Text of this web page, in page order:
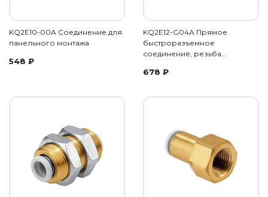
KQ2E10-00A Соединение для
панельного монтажа
548 ₽
KQ2E12-G04A Прямое
быстроразъемное
соединение, резьба…
678 ₽